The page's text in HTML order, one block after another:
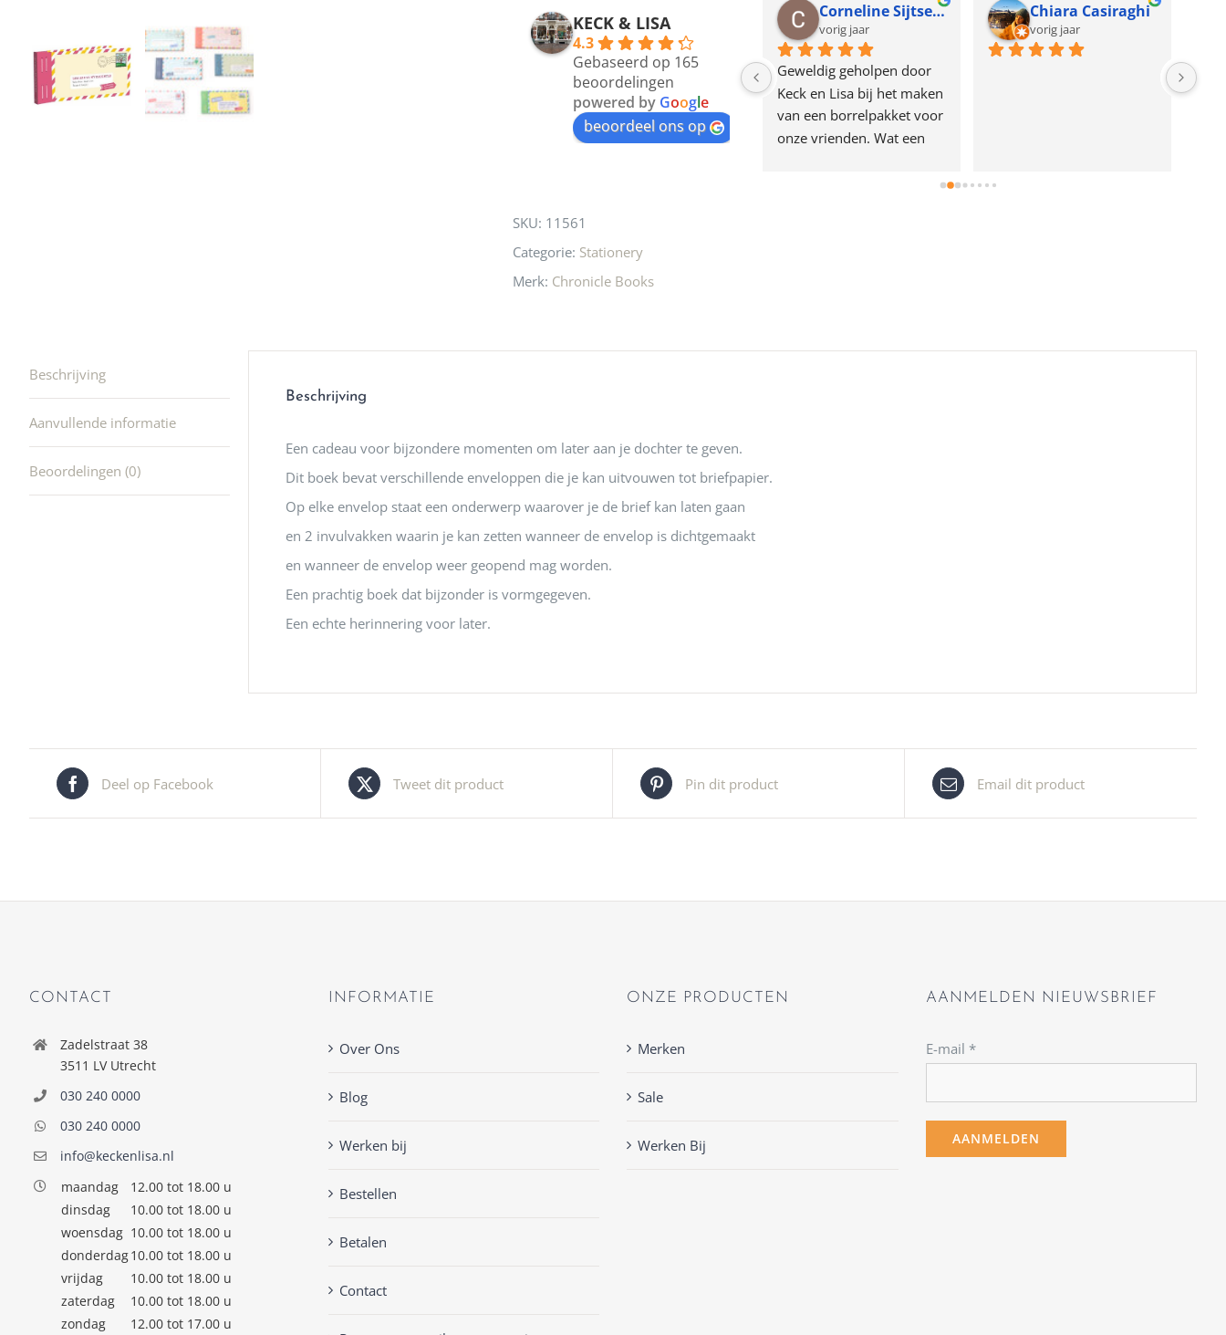
KECK & LISA
4.3
Gebaseerd op 165
beoordelingen
powered by Google
beoordeel ons op
ook heel aardig en gezellig
12 maanden geleden
Waarom in hemelsnaam
de woonwinkel op de
klippen  laten lopen? Waar
moeten nu de design
Corneline Sijtsema
vorig jaar
Geweldig geholpen door
Keck en Lisa bij het maken
van een borrelpakket voor
onze vrienden. Wat een
Chiara Casiraghi
vorig jaar
SKU: 11561
Categorie: Stationery
Merk: Chronicle Books
Beschrijving
Aanvullende informatie
Beoordelingen (0)
Beschrijving
Een cadeau voor bijzondere momenten om later aan je dochter te geven.
Dit boek bevat verschillende enveloppen die je kan uitvouwen tot briefpapier.
Op elke envelop staat een onderwerp waarover je de brief kan laten gaan
en 2 invulvakken waarin je kan zetten wanneer de envelop is dichtgemaakt
en wanneer de envelop weer geopend mag worden.
Een prachtig boek dat bijzonder is vormgegeven.
Een echte herinnering voor later.
Deel op Facebook Tweet dit product Pin dit product Email dit product
CONTACT
Zadelstraat 38
3511 LV Utrecht
030 240 0000
030 240 0000
info@keckenlisa.nl
maandag
12.00 tot 18.00 u
dinsdag
10.00 tot 18.00 u
woensdag 10.00 tot 18.00 u
donderdag10.00 tot 18.00 u
vrijdag
10.00 tot 18.00 u
zaterdag
10.00 tot 18.00 u
zondag
12.00 tot 17.00 u
INFORMATIE
Over Ons
Blog
Werken bij
Bestellen
Betalen
Contact
ONZE PRODUCTEN
Merken
Sale
Werken Bij
AANMELDEN NIEUWSBRIEF
E-mail *